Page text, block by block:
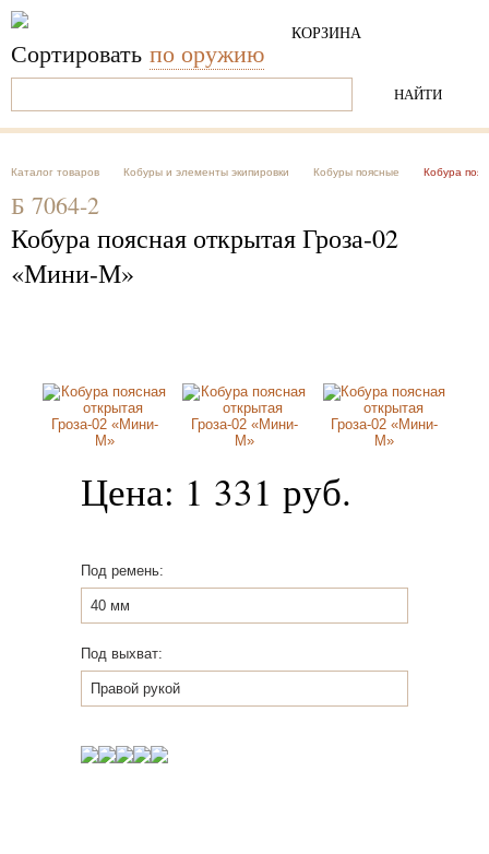
КОРЗИНА
Сортировать по оружию
Каталог товаров Кобуры и элементы экипировки Кобуры поясные Кобура
Б 7064-2
Кобура поясная открытая Гроза-02
«Мини-М»
Цена: 1 331 руб.
Под ремень:
40 мм
Под выхват:
Правой рукой